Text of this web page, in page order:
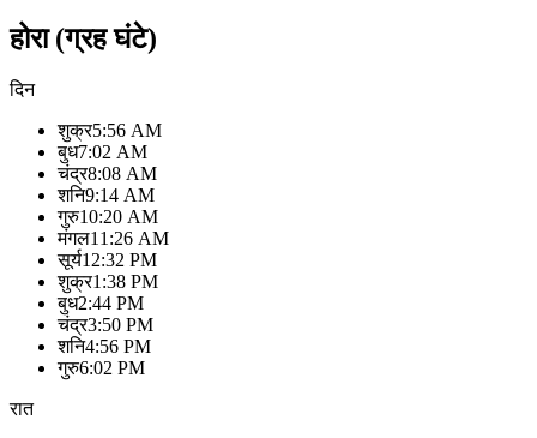
होरा (ग्रह घंटे)
दिन
शुक्र5:56 AM
बुध7:02 AM
चंद्र8:08 AM
शनि9:14 AM
गुरु10:20 AM
मंगल11:26 AM
सूर्य12:32 PM
शुक्र1:38 PM
बुध2:44 PM
चंद्र3:50 PM
शनि4:56 PM
गुरु6:02 PM
रात